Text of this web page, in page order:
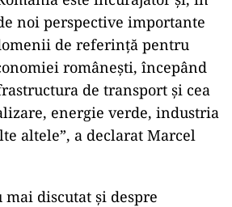
noi perspective importante
de referinţă pentru
româneşti, începând
de transport şi cea
energie verde, industria
altele”, a declarat Marcel
discutat și despre